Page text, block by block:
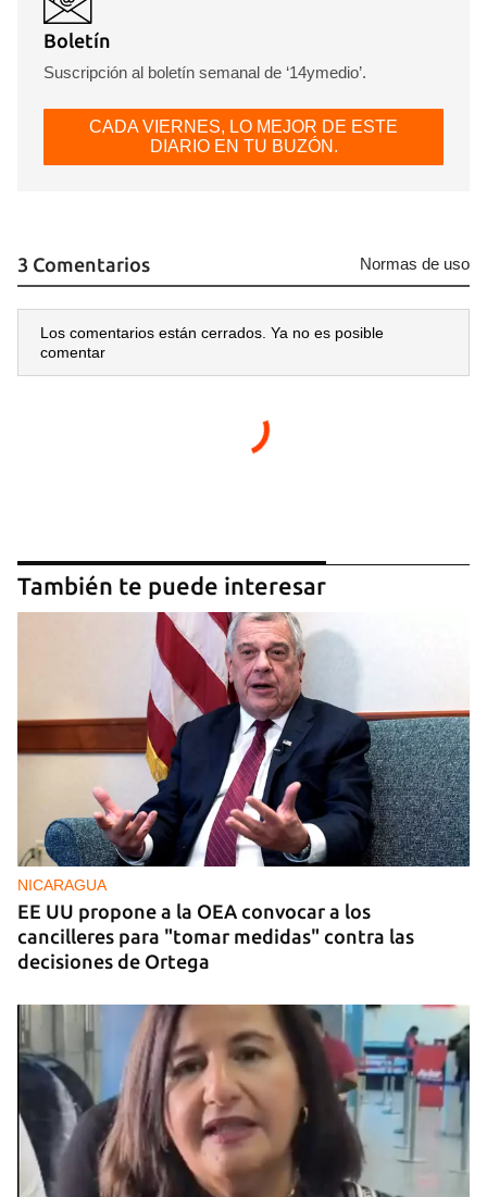
Boletín
Suscripción al boletín semanal de ‘14ymedio’.
CADA VIERNES, LO MEJOR DE ESTE
DIARIO EN TU BUZÓN.
3 Comentarios Normas de uso
Los comentarios están cerrados. Ya no es posible
comentar
También te puede interesar
NICARAGUA
EE UU propone a la OEA convocar a los
cancilleres para "tomar medidas" contra las
decisiones de Ortega